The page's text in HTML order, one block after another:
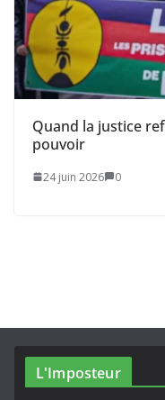
Quand la justice
pouvoir
24 juin 2026 0
L'Imposteur